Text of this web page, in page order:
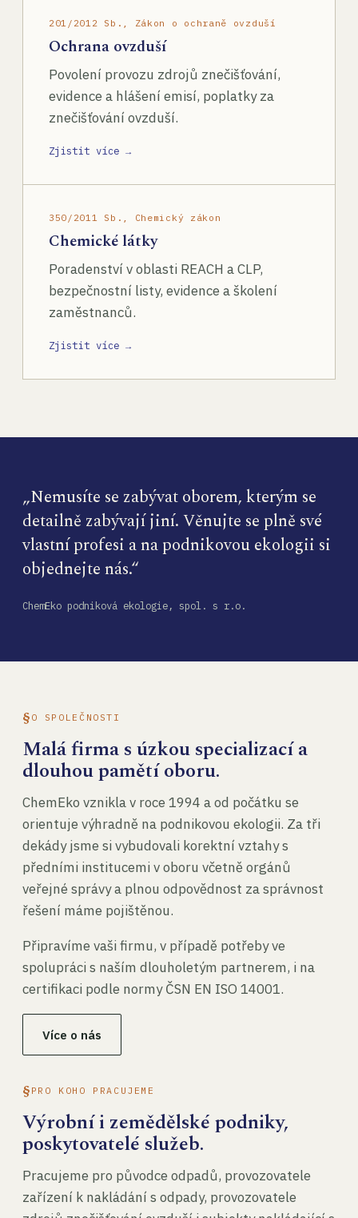
201/2012 Sb., Zákon o ochraně ovzduší
Ochrana ovzduší
Povolení provozu zdrojů znečišťování,
evidence a hlášení emisí, poplatky za
znečišťování ovzduší.
Zjistit více →
350/2011 Sb., Chemický zákon
Chemické látky
Poradenství v oblasti REACH a CLP,
bezpečnostní listy, evidence a školení
zaměstnanců.
Zjistit více →
„Nemusíte se zabývat oborem, kterým se
detailně zabývají jiní. Věnujte se plně své
vlastní profesi a na podnikovou ekologii si
objednejte nás.“
ChemEko podniková ekologie, spol. s r.o.
O SPOLEČNOSTI
Malá firma s úzkou specializací a
dlouhou pamětí oboru.
ChemEko vznikla v roce 1994 a od počátku se
orientuje výhradně na podnikovou ekologii. Za tři
dekády jsme si vybudovali korektní vztahy s
předními institucemi v oboru včetně orgánů
veřejné správy a plnou odpovědnost za správnost
řešení máme pojištěnou.
Připravíme vaši firmu, v případě potřeby ve
spolupráci s naším dlouholetým partnerem, i na
certifikaci podle normy ČSN EN ISO 14001.
Více o nás
PRO KOHO PRACUJEME
Výrobní i zemědělské podniky,
poskytovatelé služeb.
Pracujeme pro původce odpadů, provozovatele
zařízení k nakládání s odpady, provozovatele